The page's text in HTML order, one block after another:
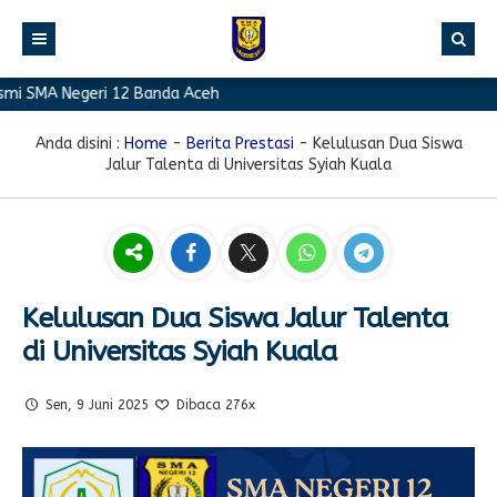
BERANDA
PROFIL
Akreditasi
Struktur Organisasi
Osis
Berita Sekolah
Artikel
Blog Guru
Ekstrakurikuler
Pramuka
Design Grafis
FASILITAS
GALERI
TAUTAN
Negeri 12 Banda Aceh
Anda disini : Home - Berita Prestasi - Kelulusan Dua Siswa
Jalur Talenta di Universitas Syiah Kuala
Kelulusan Dua Siswa Jalur Talenta
di Universitas Syiah Kuala
Sen, 9 Juni 2025 Dibaca 276x